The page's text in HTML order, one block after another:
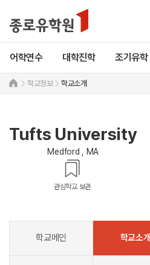
어학연수 대학진학 조기유학
학교정보 학교소개
Tufts University
Medford , MA
관심학교 보관
학교메인 학교소개